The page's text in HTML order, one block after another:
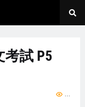
考試 P5
..